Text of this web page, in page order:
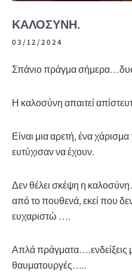
ΚΑΛΟΣΎΝΗ.
03/12/2024
Σπάνιο πράγμα
Η καλοσύνη απαιτεί
Είναι μια αρετή, ένα
ευτύχισαν να έχουν.
Δεν θέλει σκέψη η
από το πουθενά, εκεί που
ευχαριστώ ….
Απλάπράγματα….ενδείξεις
θαυματουργές…..